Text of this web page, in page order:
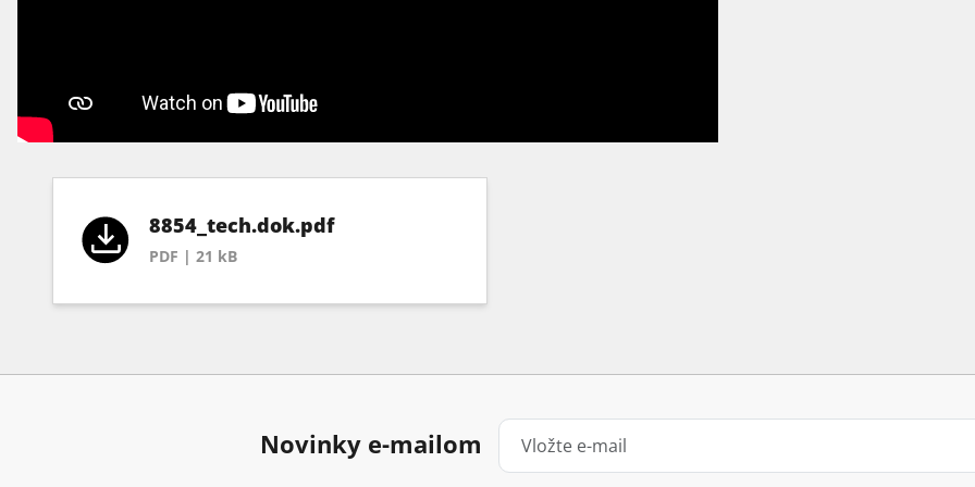
8854_tech.dok.pdf
PDF | 21 kB
Novinky e-mailom